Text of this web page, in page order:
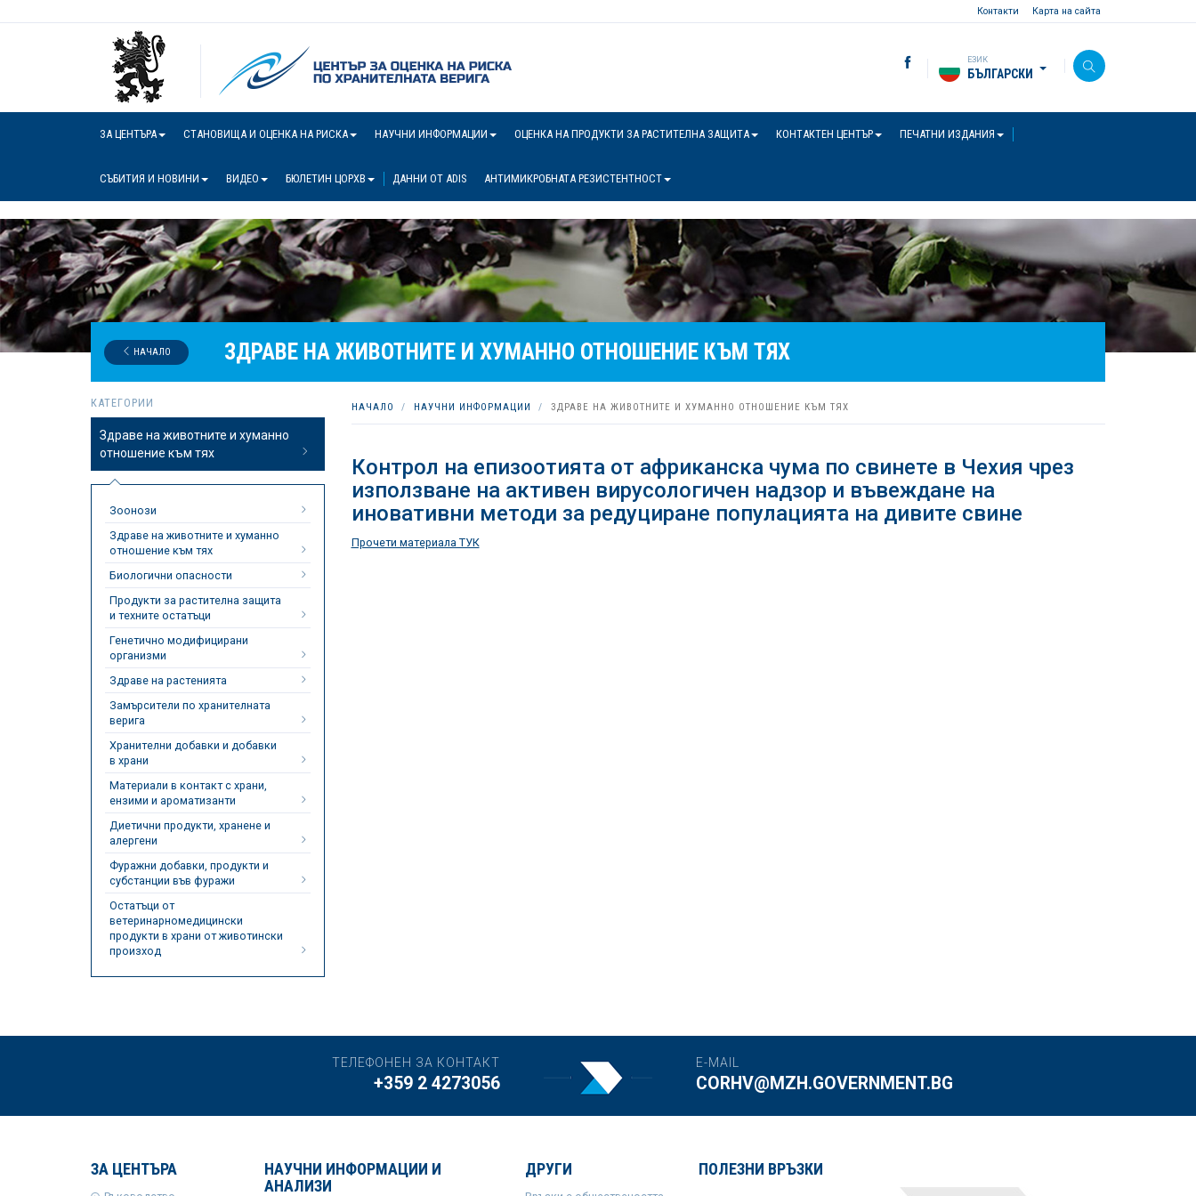
Контакти Карта на сайта
ЕЗИК
БЪЛГАРСКИ
ЗА ЦЕНТЪРА СТАНОВИЩА И ОЦЕНКА НА РИСКА НАУЧНИ ИНФОРМАЦИИ ОЦЕНКА НА ПРОДУКТИ ЗА РАСТИТЕЛНА ЗАЩИТА КОНТАКТЕН ЦЕНТЪР ПЕЧАТНИ ИЗДАНИЯ
СЪБИТИЯ И НОВИНИ ВИДЕО БЮЛЕТИН ЦОРХВ ДАННИ ОТ ADIS АНТИМИКРОБНАТА РЕЗИСТЕНТНОСТ
ЗДРАВЕ НА ЖИВОТНИТЕ И ХУМАННО ОТНОШЕНИЕ КЪМ ТЯХ
НАЧАЛО
КАТЕГОРИИ
Здраве на животните и хуманно
отношение към тях
Зоонози
Здраве на животните и хуманно
отношение към тях
Биологични опасности
Продукти за растителна защита
и техните остатъци
Генетично модифицирани
организми
Здраве на растенията
Замърсители по хранителната
верига
Хранителни добавки и добавки
в храни
Материали в контакт с храни,
ензими и ароматизанти
Диетични продукти, хранене и
алергени
Фуражни добавки, продукти и
субстанции във фуражи
Остатъци от
ветеринарномедицински
продукти в храни от животински
произход
НАЧАЛО НАУЧНИ ИНФОРМАЦИИ ЗДРАВЕ НА ЖИВОТНИТЕ И ХУМАННО ОТНОШЕНИЕ КЪМ ТЯХ
Контрол на епизоотията от африканска чума по свинете в Чехия чрез
използване на активен вирусологичен надзор и въвеждане на
иновативни методи за редуциране популацията на дивите свине
Прочети материала ТУК
ТЕЛЕФОНЕН ЗА КОНТАКТ
+359 2 4273056
E-MAIL
CORHV@MZH.GOVERNMENT.BG
ЗА ЦЕНТЪРА
НАУЧНИ ИНФОРМАЦИИ И
АНАЛИЗИ
ДРУГИ ПОЛЕЗНИ ВРЪЗКИ